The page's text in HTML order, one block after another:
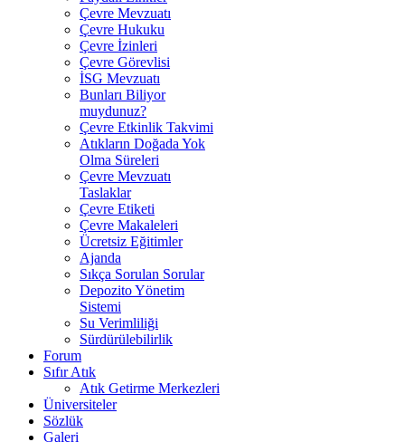
Çevre Mevzuatı
Çevre Hukuku
Çevre İzinleri
Çevre Görevlisi
İSG Mevzuatı
Bunları Biliyor
muydunuz?
Çevre Etkinlik Takvimi
Atıkların Doğada Yok
Olma Süreleri
Çevre Mevzuatı
Taslaklar
Çevre Etiketi
Çevre Makaleleri
Ücretsiz Eğitimler
Ajanda
Sıkça Sorulan Sorular
Depozito Yönetim
Sistemi
Su Verimliliği
Sürdürülebilirlik
Forum
Sıfır Atık
Atık Getirme Merkezleri
Üniversiteler
Sözlük
Galeri